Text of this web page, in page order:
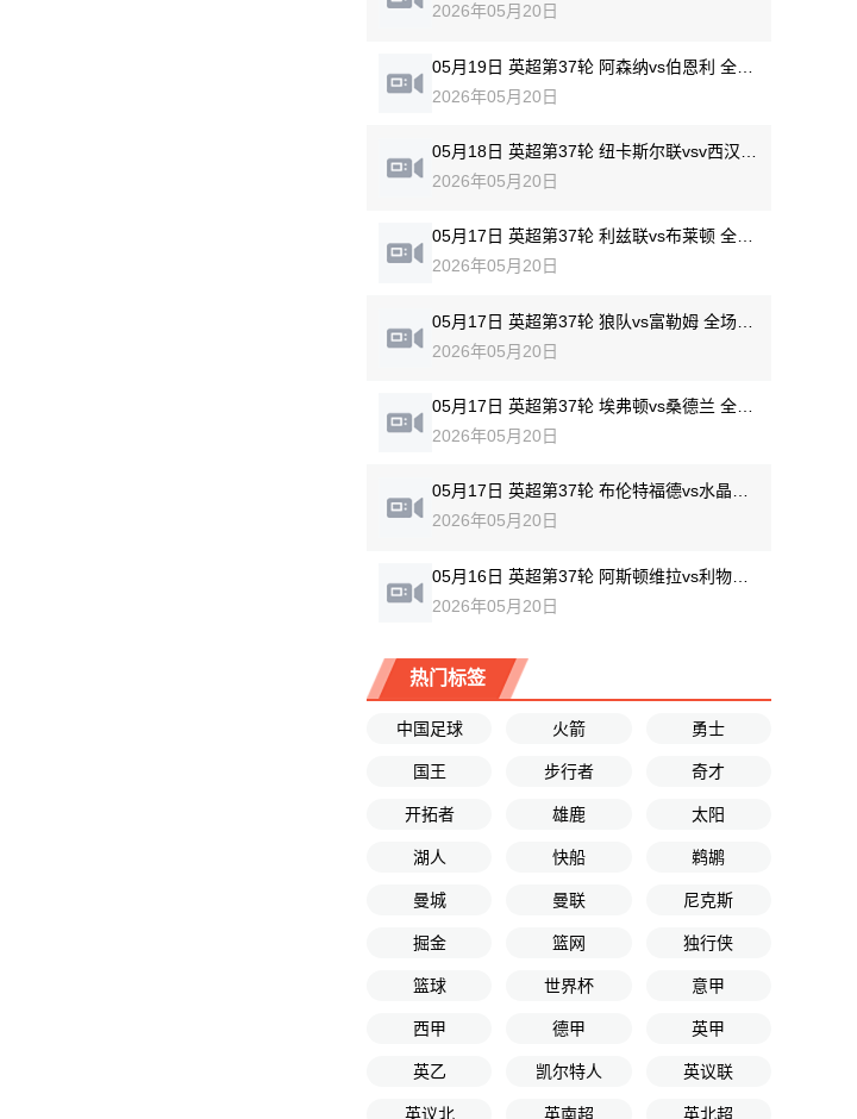
2026年05月20日
2026年05月20日
2026年05月20日
05月17日 英超第37轮 利兹联vs布莱顿 全场录像回放
2026年05月20日
2026年05月20日
2026年05月20日
05月17日 英超第37轮 布伦特福德vs水晶宫 全场录像回放
2026年05月20日
2026年05月20日
热门标签
中国足球 火箭 勇士
国王 步行者 奇才
开拓者 雄鹿 太阳
湖人 快船 鹈鹕
曼城 曼联 尼克斯
掘金 篮网 独行侠
篮球 世界杯 意甲
西甲 德甲 英甲
英乙 凯尔特人 英议联
英议北 英南超 英北超